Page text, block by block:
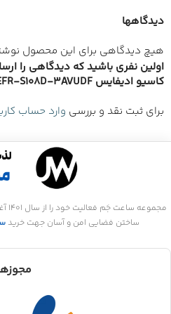
دیدگاهها
هیچ دیدگاهی برای این محصول
اولین نفری باشید که دیدگاهی را
کاسیو ادیفایس EFR-S108D-3AVUDF”
برای ثبت نقد و بررسی وارد حساب
ساختن فضایی امن و آسان جهت خرید